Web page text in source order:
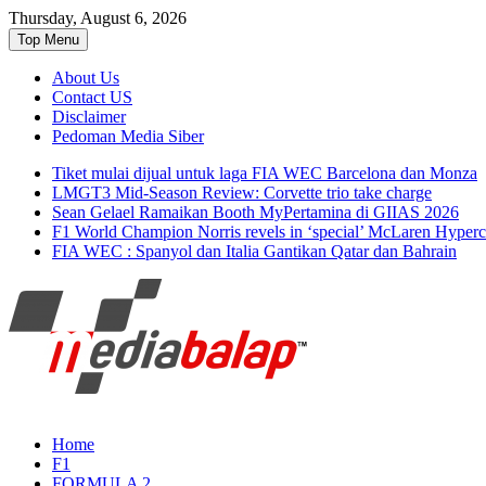
Thursday, August 6, 2026
Top Menu
About Us
Contact US
Disclaimer
Pedoman Media Siber
Tiket mulai dijual untuk laga FIA WEC Barcelona dan Monza
LMGT3 Mid-Season Review: Corvette trio take charge
Sean Gelael Ramaikan Booth MyPertamina di GIIAS 2026
F1 World Champion Norris revels in ‘special’ McLaren
FIA WEC : Spanyol dan Italia Gantikan Qatar dan Bahrain
MediaBalap.com | Informasi
Seputar MotoGP GP2 GP3 F2 F3 SERI
Home
F1